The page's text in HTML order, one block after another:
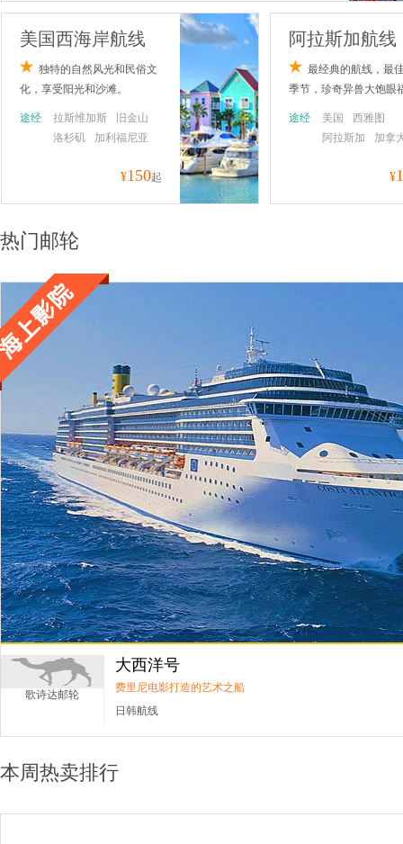
美国西海岸航线
独特的自然风光和民俗文
化，享受阳光和沙滩。
途经 拉斯维加斯
旧金山
洛杉矶
加利福尼亚
¥150起
阿拉斯加航线
最经典的航线，最
季节，珍奇异兽大饱眼
途经 美国
西雅图
阿拉斯加
加拿
¥
热门邮轮
歌诗达邮轮
大西洋号
费里尼电影打造的艺术之船
日韩航线
本周热卖排行